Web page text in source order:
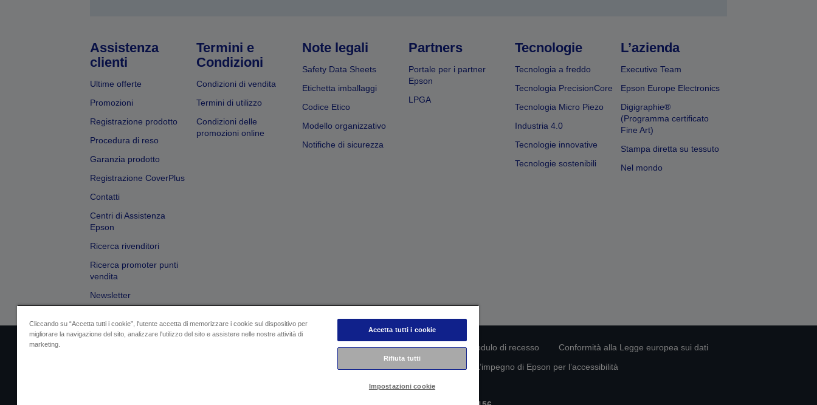
Assistenza
clienti
Ultime offerte
Promozioni
Registrazione prodotto
Procedura di reso
Garanzia prodotto
Registrazione CoverPlus
Contatti
Centri di Assistenza
Epson
Ricerca rivenditori
Ricerca promoter punti
vendita
Newsletter
Termini e
Condizioni
Condizioni di vendita
Termini di utilizzo
Condizioni delle
promozioni online
Note legali
Safety Data Sheets
Etichetta imballaggi
Codice Etico
Modello organizzativo
Notifiche di sicurezza
Partners
Portale per i partner
Epson
LPGA
Tecnologie
Tecnologia a freddo
Tecnologia PrecisionCore
Tecnologia Micro Piezo
Industria 4.0
Tecnologie innovative
Tecnologie sostenibili
L’azienda
Executive Team
Epson Europe Electronics
Digigraphie®
(Programma certificato
Fine Art)
Stampa diretta su tessuto
Nel mondo
Informativa sulla privacy Modulo di recesso
Conformità alla Legge europea sui dati
Contattaci per informazioni sui tuoi dati
L’impegno di Epson per l’accessibilità
Copyright © 2026 Seiko Epson
Cliccando su “Accetta tutti i cookie”, l'utente accetta di memorizzare i cookie sul dispositivo per
migliorare la navigazione del sito, analizzare l'utilizzo del sito e assistere nelle nostre attività di
marketing.
Accetta tutti i cookie
Rifiuta tutti
Impostazioni cookie